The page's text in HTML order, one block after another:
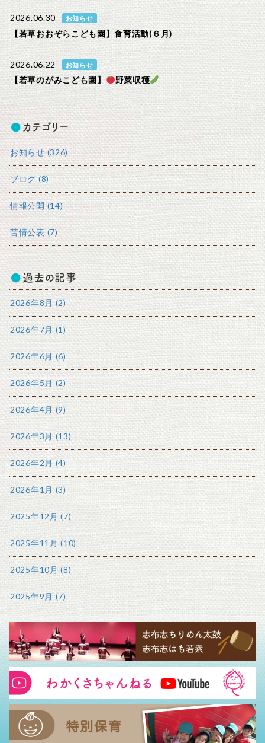
2026.06.30 お知らせ
【若草おおぞらこども園】食育活動(６月)
2026.06.22 お知らせ
【若草のがみこども園】 野菜収穫
カテゴリー
お知らせ (326)
ブログ (8)
情報公開 (14)
苦情公表 (7)
過去の記事
2026年8月 (2)
2026年7月 (1)
2026年6月 (6)
2026年5月 (2)
2026年4月 (9)
2026年3月 (13)
2026年2月 (4)
2026年1月 (3)
2025年12月 (7)
2025年11月 (10)
2025年10月 (8)
2025年9月 (7)